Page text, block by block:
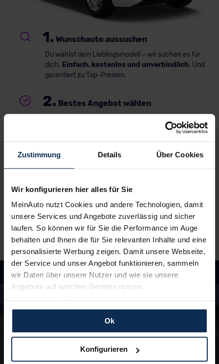
Zustimmung Details Über Cookies
Wir konfigurieren hier alles für Sie
MeinAuto nutzt Cookies und andere Technologien, damit
unsere Services und Angebote zuverlässig und sicher
laufen. So können wir für Sie die Performance im Auge
behalten und Ihnen die für Sie relevanten Inhalte und eine
personalisierte Werbung zeigen. Damit unsere Webseite,
der Service und unser Angebot funktionieren, sammeln
wir Daten über unsere Nutzer und wie sie unsere
Angebote auf welchen Geräten nutzen.
und erlauben uns Cookies für unseren Service zu
verwenden und diese Daten an Dritte weiterzugeben,
etwa an unsere Marketingpartner. Falls Sie dem nicht
zustimmen möchten, beschränken wir uns auf die
Ok
Konfigurieren
1. Wunschauto aussuchen
Du wählst dein Lieblingsmodell – wir suchen es für
dich. Einfach, kostenlos und unverbindlich. Und
garantiert zu Top-Preisen.
2. Bestes Angebot wählen
persönlichem
Wir lieferndeinen Neuwagen – auf Wunsch sogar
vor die Haustür. Und auch während der Laufzeit
genießt du alle Vorteile von MeinAuto.de wie zum
Beispiel
freie Werkstattwahlund persönlichen
Hast du Fragen?
In unseren FAQ findest du Antworten rund um
Lieferzeiten